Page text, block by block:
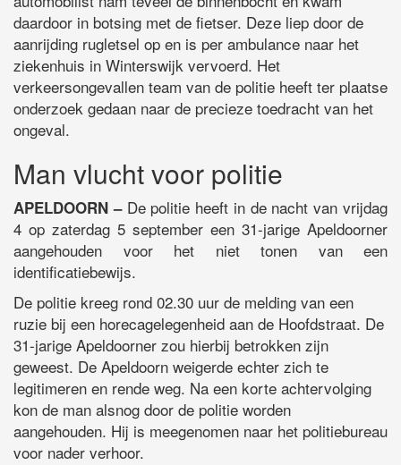
daardoor in botsing met de fietser. Deze liep door de
aanrijding rugletsel op en is per ambulance naar het
ziekenhuis in Winterswijk vervoerd. Het
verkeersongevallen team van de politie heeft ter plaatse
onderzoek gedaan naar de precieze toedracht van het
ongeval.
Man vlucht voor politie
APELDOORN –De politie heeft in de nacht van vrijdag
4 op zaterdag 5 september een 31-jarige Apeldoorner
aangehouden voor het niet tonen van een
identificatiebewijs.
De politie kreeg rond 02.30 uur de melding van een
ruzie bij een horecagelegenheid aan de Hoofdstraat. De
31-jarige Apeldoorner zou hierbij betrokken zijn
geweest. De Apeldoorn weigerde echter zich te
legitimeren en rende weg. Na een korte achtervolging
kon de man alsnog door de politie worden
aangehouden. Hij is meegenomen naar het politiebureau
voor nader verhoor.